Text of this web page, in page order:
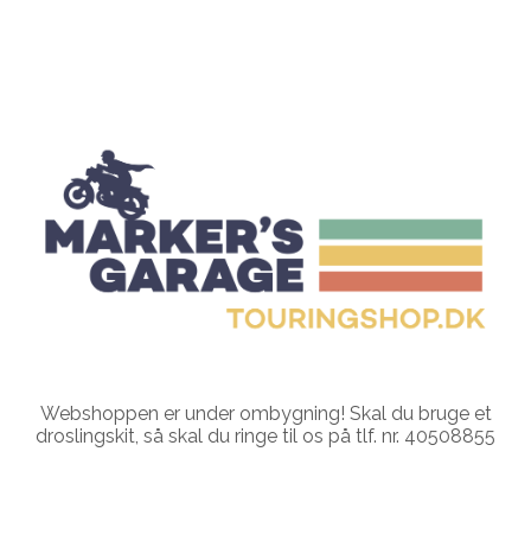
Webshoppen er under ombygning! Skal du bruge et
droslingskit, så skal du ringe til os på tlf. nr. 40508855